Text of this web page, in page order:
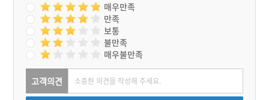
매우만족
만족
보통
불만족
매우불만족
고객의견